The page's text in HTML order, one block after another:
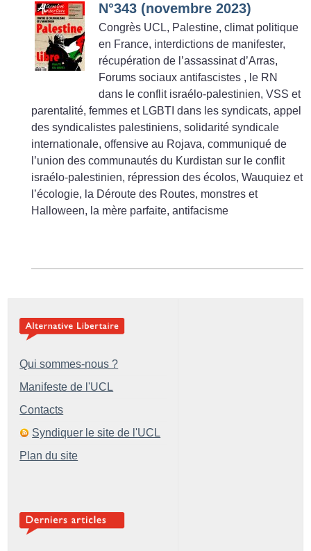
N°343 (novembre 2023)
Congrès UCL, Palestine, climat politique
en France, interdictions de manifester,
récupération de l’assassinat d’Arras,
Forums sociaux antifascistes , le RN
dans le conflit israélo-palestinien, VSS et
parentalité, femmes et LGBTI dans les syndicats, appel
des syndicalistes palestiniens, solidarité syndicale
internationale, offensive au Rojava, communiqué de
l’union des communautés du Kurdistan sur le conflit
israélo-palestinien, répression des écolos, Wauquiez et
l’écologie, la Déroute des Routes, monstres et
Halloween, la mère parfaite, antifacisme
Qui sommes-nous ?
Manifeste de l'UCL
Contacts
Syndiquer le site de l'UCL
Plan du site